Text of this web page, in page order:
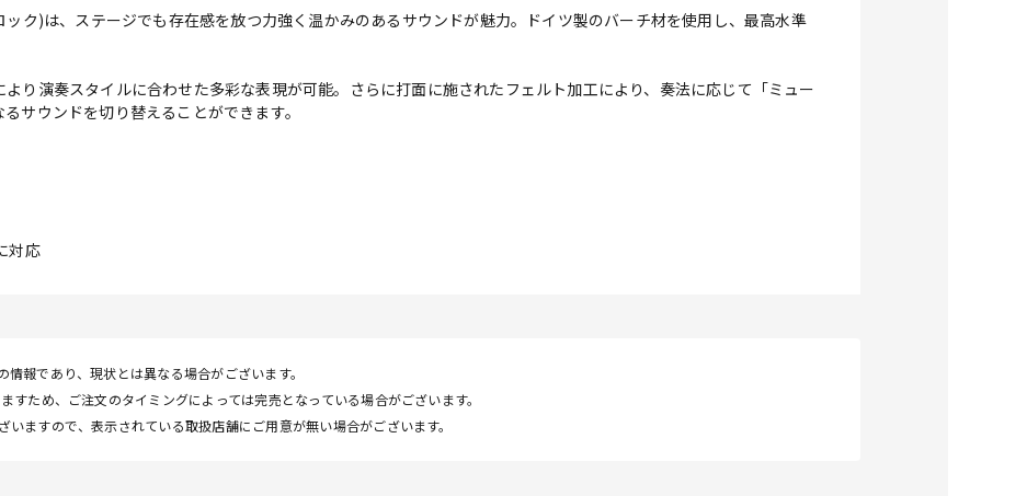
ク)は、ステージでも存在感を放つ力強く温かみのあるサウンドが魅力。ドイツ製のバーチ材を使用し、最高水準
り演奏スタイルに合わせた多彩な表現が可能。さらに打面に施されたフェルト加工により、奏法に応じて「ミュー
サウンドを切り替えることができます。
対応
報であり、現状とは異なる場合がございます。
ため、ご注文のタイミングによっては完売となっている場合がございます。
ますので、表示されている取扱店舗にご用意が無い場合がございます。